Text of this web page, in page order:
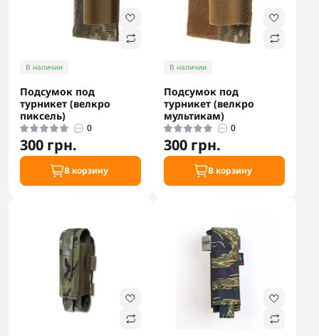
В наличии
Подсумок под
турникет (велкро
пиксель)
0
300 грн.
В корзину
В наличии
Подсумок под
турникет (велкро
мультикам)
0
300 грн.
В корзину